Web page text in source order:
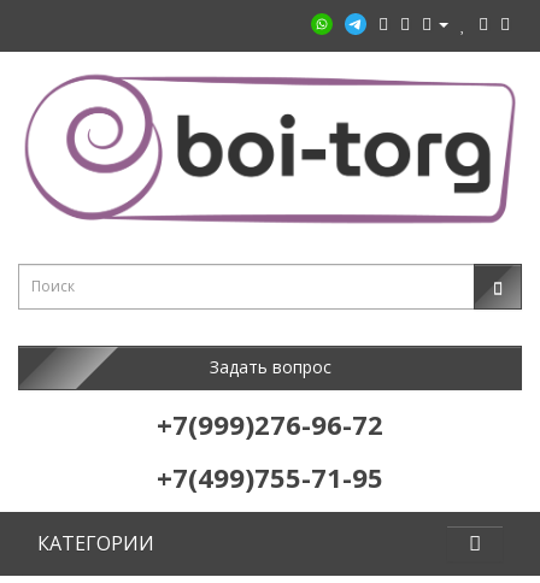
Задать вопрос
+7(999)276-96-72
+7(499)755-71-95
КАТЕГОРИИ